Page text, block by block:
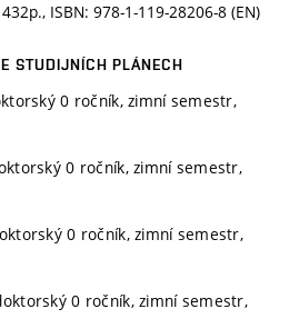
ISBN: 978-1-119-28206-8 (EN)
STUDIJNÍCH PLÁNECH
0 ročník, zimní semestr,
0 ročník, zimní semestr,
0 ročník, zimní semestr,
0 ročník, zimní semestr,